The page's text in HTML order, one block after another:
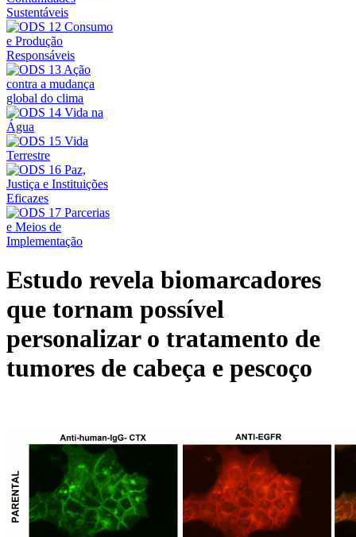
Estudo revela biomarcadores
que tornam possível
personalizar o tratamento de
tumores de cabeça e pescoço